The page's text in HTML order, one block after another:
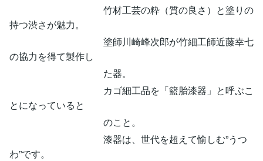
竹材工芸の粋（質の良さ）と塗りの
持つ渋さが魅力。
塗師川崎峰次郎が竹細工師近藤幸七
の協力を得て製作し
た器。
カゴ細工品を「籃胎漆器」と呼ぶこ
とになっていると
のこと。
漆器は、世代を超えて愉しむ”うつ
わ”です。